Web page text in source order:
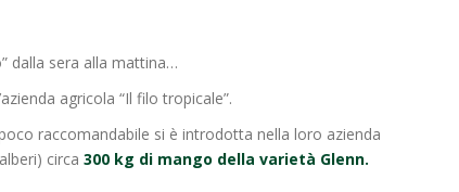
dalla sera alla mattina…
agricola “Il filo tropicale”.
raccomandabile si è introdotta nella loro azienda
circa 300 kg di mango della varietà Glenn.